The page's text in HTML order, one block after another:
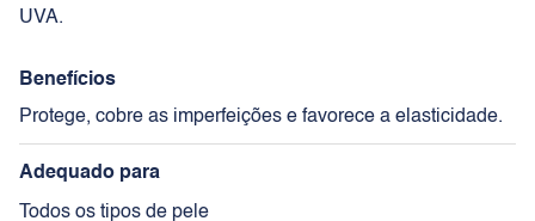
UVA.
Benefícios
Protege, cobre as imperfeições e favorece a elasticidade.
Adequado para
Todos os tipos de pele